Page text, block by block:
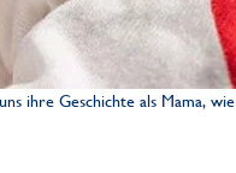
ihre Geschichte als Mama,